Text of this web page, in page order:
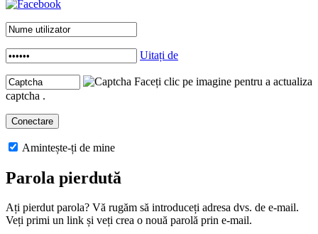
Uitați de
Faceți clic pe imagine pentru a actualiza
captcha .
Amintește-ți de mine
Parola pierdută
Ați pierdut parola? Vă rugăm să introduceți adresa dvs. de e-mail.
Veți primi un link și veți crea o nouă parolă prin e-mail.